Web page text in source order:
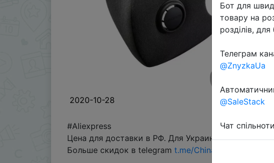
2020-10-28
#Aliexpress
Цена для доставки в РФ. Для Украины цена $3.10
Больше скидок в telegram t.me/ChinaGoodBuy
Бот для
товару на
розділів,
Телеграм
@ZnyzkaUa
@SaleStack
Чат